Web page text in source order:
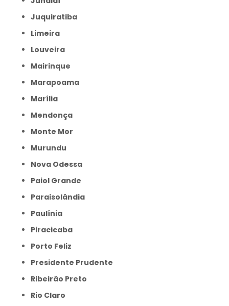
Juquiratiba
Limeira
Louveira
Mairinque
Marapoama
Marília
Mendonça
Monte Mor
Murundu
Nova Odessa
Paiol Grande
Paraisolândia
Paulínia
Piracicaba
Porto Feliz
Presidente Prudente
Ribeirão Preto
Rio Claro